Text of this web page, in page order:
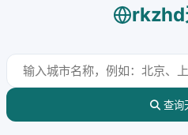
rkzhd
查询